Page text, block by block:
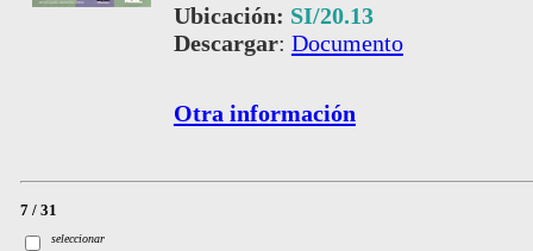
Ubicación: SI/20.13
Descargar: Documento
Otra información
7 / 31
seleccionar